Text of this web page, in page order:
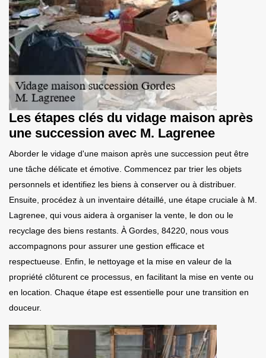
Les étapes clés du vidage maison après
une succession avec M. Lagrenee
Aborder le vidage d'une maison après une succession peut être
une tâche délicate et émotive. Commencez par trier les objets
personnels et identifiez les biens à conserver ou à distribuer.
Ensuite, procédez à un inventaire détaillé, une étape cruciale à M.
Lagrenee, qui vous aidera à organiser la vente, le don ou le
recyclage des biens restants. À Gordes, 84220, nous vous
accompagnons pour assurer une gestion efficace et
respectueuse. Enfin, le nettoyage et la mise en valeur de la
propriété clôturent ce processus, en facilitant la mise en vente ou
en location. Chaque étape est essentielle pour une transition en
douceur.